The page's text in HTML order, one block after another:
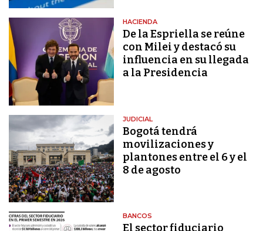
HACIENDA
De la Espriella se reúne
con Milei y destacó su
influencia en su llegada
a la Presidencia
JUDICIAL
Bogotá tendrá
movilizaciones y
plantones entre el 6 y el
8 de agosto
BANCOS
El sector fiduciario